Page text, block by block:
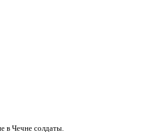
в Чечне солдаты.